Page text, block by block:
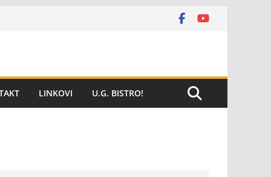
LINKOVI U.G. BISTRO!